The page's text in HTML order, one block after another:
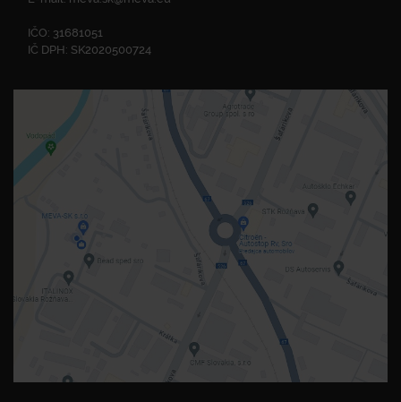
IČO: 31681051
IČ DPH: SK2020500724